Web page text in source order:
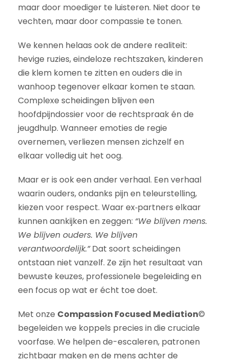
maar door moediger te luisteren. Niet door te
vechten, maar door compassie te tonen.
We kennen helaas ook de andere realiteit:
hevige ruzies, eindeloze rechtszaken, kinderen
die klem komen te zitten en ouders die in
wanhoop tegenover elkaar komen te staan.
Complexe scheidingen blijven een
hoofdpijndossier voor de rechtspraak én de
jeugdhulp. Wanneer emoties de regie
overnemen, verliezen mensen zichzelf en
elkaar volledig uit het oog.
Maar er is ook een ander verhaal. Een verhaal
waarin ouders, ondanks pijn en teleurstelling,
kiezen voor respect. Waar ex‑partners elkaar
kunnen aankijken en zeggen: “We blijven mens.
We blijven ouders. We blijven
verantwoordelijk.”Dat soort scheidingen
ontstaan niet vanzelf. Ze zijn het resultaat van
bewuste keuzes, professionele begeleiding en
een focus op wat er écht toe doet.
Met onze Compassion Focused Mediation©
begeleiden we koppels precies in die cruciale
voorfase. We helpen de-escaleren, patronen
zichtbaar maken en de mens achter de